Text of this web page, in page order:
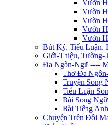
Vườn
Vườn
Vườn
Vườn
Vườn
Bút Ký, Tiểu Luận,
Giới-Thiệu, Tường-
Đa Ngôn-Ngữ ----
Thơ Đa
Truyện Song
Tiểu Luận
Bài Song
Bài Tiếng
Chuyện Trên Đồi